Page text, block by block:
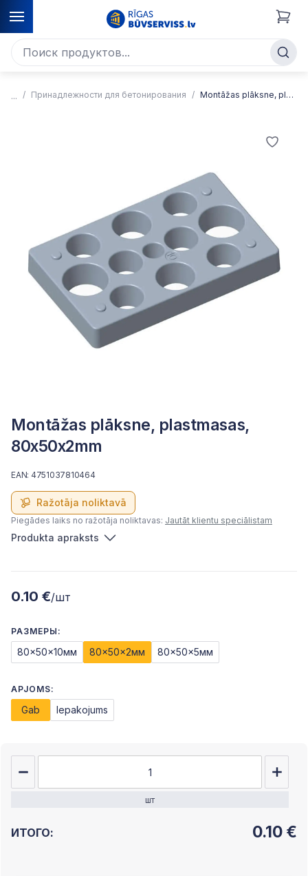
Принадлежности для бетонирования Montāžas plāksne, plastmasas, 80x50
Montāžas plāksne, plastmasas,
80x50x2mm
Ražotāja noliktavā
EAN: 4751037810464
Piegādes laiks no ražotāja noliktavas: Jautāt klientu speciālistam
Produkta apraksts
0.10 €/шт
РАЗМЕРЫ:
80x50x10мм 80x50x2мм 80x50x5мм
APJOMS:
Gab Iepakojums
шт
ИТОГО: 0.10 €